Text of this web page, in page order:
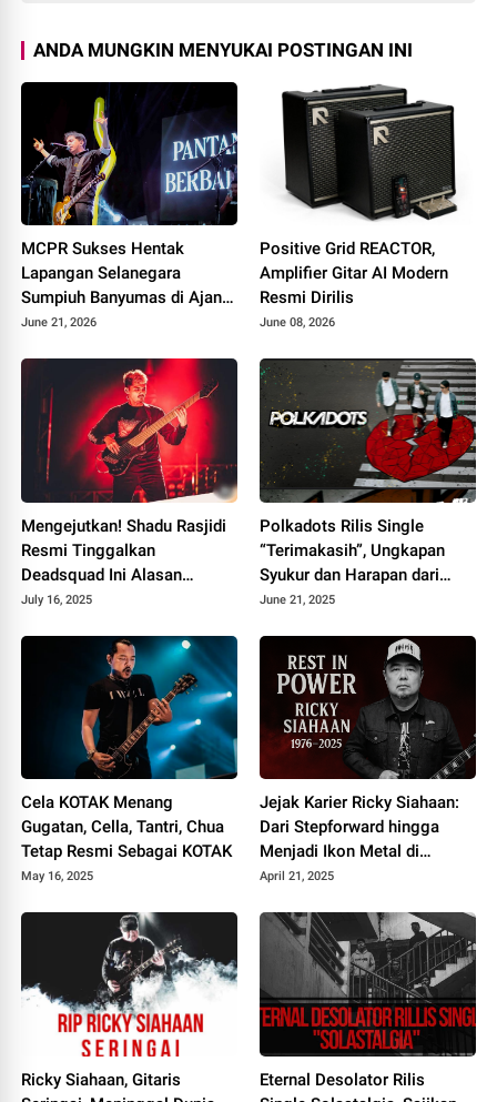
ANDA MUNGKIN MENYUKAI POSTINGAN INI
MCPR Sukses Hentak
Lapangan Selanegara
Sumpiuh Banyumas di Ajang
76 Silaturahmi HAPPIII
June 21, 2026
Positive Grid REACTOR,
Amplifier Gitar AI Modern
Resmi Dirilis
June 08, 2026
Mengejutkan! Shadu Rasjidi
Resmi Tinggalkan
Deadsquad Ini Alasan
Sebenarnya
July 16, 2025
Polkadots Rilis Single
“Terimakasih”, Ungkapan
Syukur dan Harapan dari
Album Heartbreak Analogy
June 21, 2025
Cela KOTAK Menang
Gugatan, Cella, Tantri, Chua
Tetap Resmi Sebagai KOTAK
May 16, 2025
Jejak Karier Ricky Siahaan:
Dari Stepforward hingga
Menjadi Ikon Metal di
Seringai
April 21, 2025
Ricky Siahaan, Gitaris
Eternal Desolator Rilis